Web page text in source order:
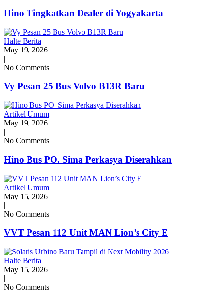
Hino Tingkatkan Dealer di Yogyakarta
Halte Berita
May 19, 2026
|
No Comments
Vy Pesan 25 Bus Volvo B13R Baru
Artikel Umum
May 19, 2026
|
No Comments
Hino Bus PO. Sima Perkasya Diserahkan
Artikel Umum
May 15, 2026
|
No Comments
VVT Pesan 112 Unit MAN Lion’s City E
Halte Berita
May 15, 2026
|
No Comments